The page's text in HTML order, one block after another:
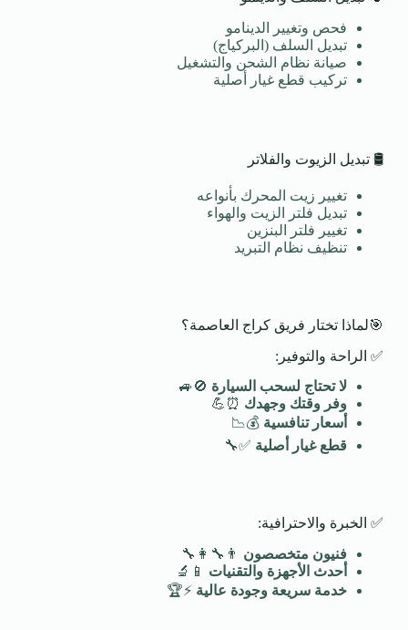
فحص وتغيير الدينامو
تبديل السلف (البركياج)
صيانة نظام الشحن والتشغيل
تركيب قطع غيار أصلية
🛢️ تبديل الزيوت والفلاتر
تغيير زيت المحرك بأنواعه
تبديل فلتر الزيت والهواء
تغيير فلتر البنزين
تنظيف نظام التبريد
🎯لماذا تختار فريق كراج العاصمة؟
✅ الراحة والتوفير:
لا تحتاج لسحب السيارة 🚫🚙
وفر وقتك وجهدك ⏰💪
أسعار تنافسية 💰📉
قطع غيار أصلية ✅🔧
✅ الخبرة والاحترافية:
فنيون متخصصون 👨‍🔧👩‍🔧
أحدث الأجهزة والتقنيات 📱🔬
خدمة سريعة وجودة عالية ⚡🏆